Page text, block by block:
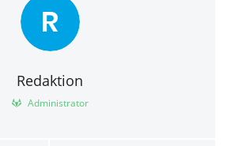
R
Redaktion
Administrator